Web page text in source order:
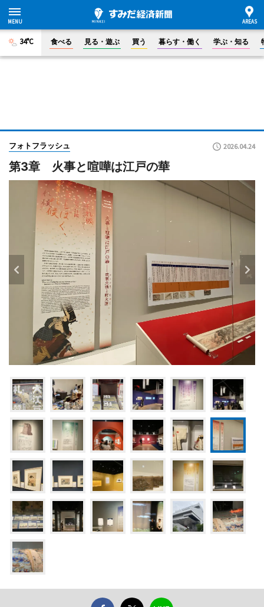
34°C 食べる 見る・遊ぶ 買う 暮らす・働く 学ぶ・知る
フォトフラッシュ 2026.04.24
第3章 火事と喧嘩は江戸の華